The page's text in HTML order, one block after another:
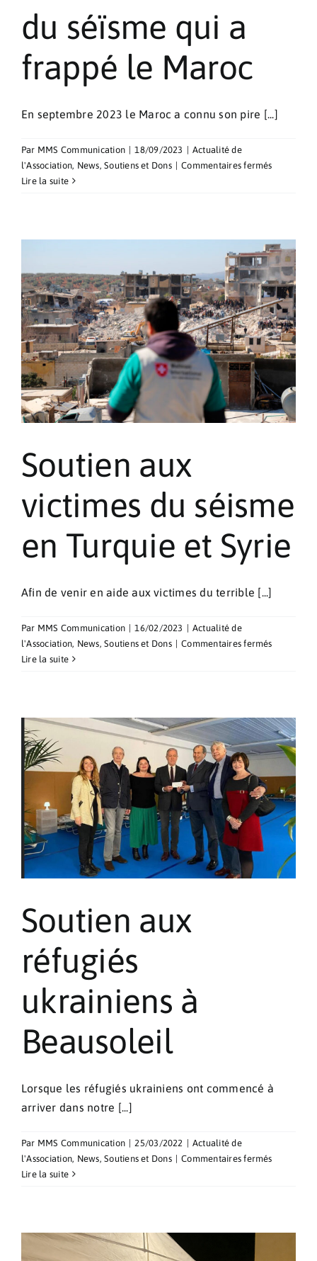
du séïsme qui a
frappé le Maroc
En septembre 2023 le Maroc a connu son pire [...]
Par MMS Communication 18/09/2023
Actualité de
l'Association, News,Soutiens et Dons Commentaires ferméssur
séïsme
qui
a
frappé
le
Maroc
Lire la suite
Soutien aux
victimes du séisme
en Turquie et Syrie
Afin de venir en aide aux victimes du terrible [...]
Par MMS Communication | 16/02/2023 | Actualité de
l'Association, News,Soutiens et Dons | Commentaires ferméssur
séisme
en
Turquie
Syrie
Lire la suite
Soutien aux
réfugiés
ukrainiens à
Beausoleil
Lorsque les réfugiés ukrainiens ont commencé à
arriver dans notre [...]
Par MMS Communication | 25/03/2022 | Actualité de
l'Association, News,Soutiens et Dons | Commentaires ferméssur
à
Lire la suite